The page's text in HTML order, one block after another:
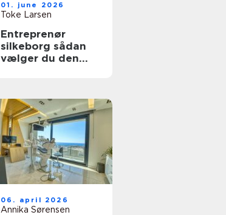
01. june 2026
Toke Larsen
Entreprenør
silkeborg sådan
vælger du den
06. april 2026
Annika Sørensen